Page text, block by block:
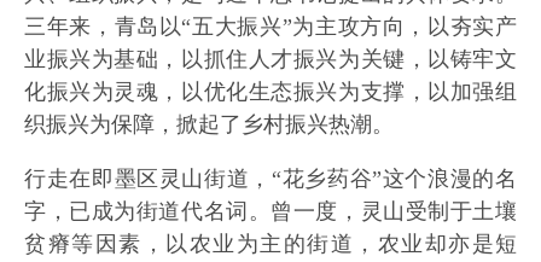
三年来，青岛以“五大振兴”为主攻方向，以夯实产
业振兴为基础，以抓住人才振兴为关键，以铸牢文
化振兴为灵魂，以优化生态振兴为支撑，以加强组
织振兴为保障，掀起了乡村振兴热潮。
行走在即墨区灵山街道，“花乡药谷”这个浪漫的名
字，已成为街道代名词。曾一度，灵山受制于土壤
贫瘠等因素，以农业为主的街道，农业却亦是短